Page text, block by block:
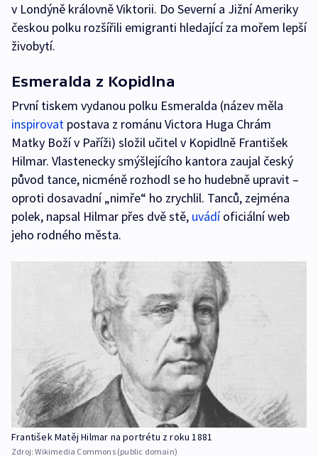
v Londýně královně Viktorii. Do Severní a Jižní Ameriky
českou polku rozšířili emigranti hledající za mořem lepší
živobytí.
Esmeralda z Kopidlna
První tiskem vydanou polku Esmeralda (název měla
inspirovat postava z románu Victora Huga Chrám
Matky Boží v Paříži) složil učitel v Kopidlně František
Hilmar. Vlastenecky smýšlejícího kantora zaujal český
původ tance, nicméně rozhodl se ho hudebně upravit –
oproti dosavadní „nimře“ ho zrychlil. Tanců, zejména
polek, napsal Hilmar přes dvě stě, uvádíoficiální web
jeho rodného města.
František Matěj Hilmar na portrétu z roku 1881
Zdroj:Wikimedia Commons (public domain)